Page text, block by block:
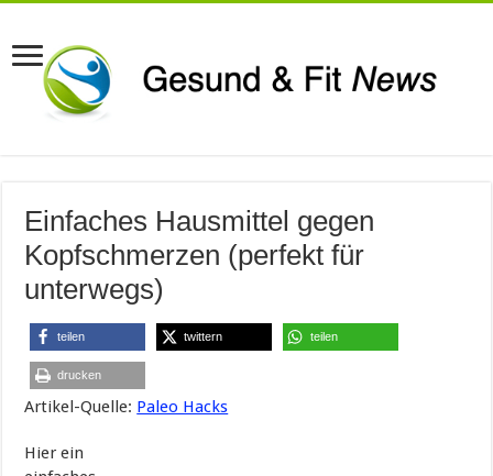
Einfaches Hausmittel gegen
Kopfschmerzen (perfekt für
unterwegs)
teilen twittern teilen
drucken
Artikel-Quelle: Paleo Hacks
Hier ein